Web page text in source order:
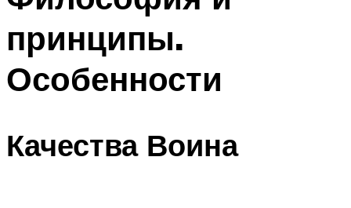
принципы.
Особенности
Качества Воина